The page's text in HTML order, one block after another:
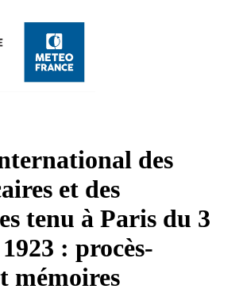
des
et des
tenu à Paris du 3
: procès-
mémoires